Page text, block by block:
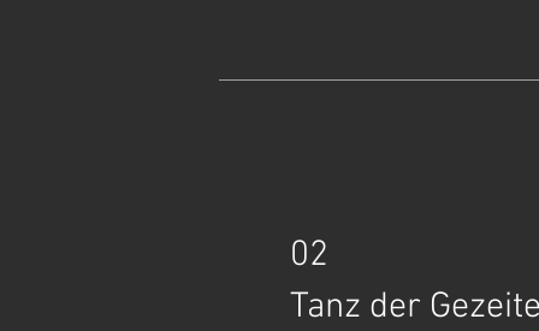
02
Tanz der